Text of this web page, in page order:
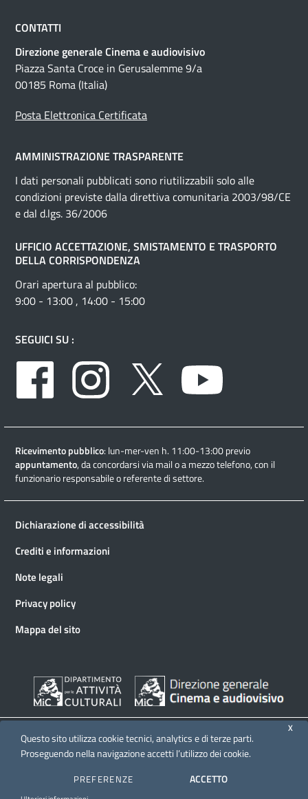
CONTATTI
Direzione generale Cinema e audiovisivo
Piazza Santa Croce in Gerusalemme 9/a
00185 Roma (Italia)
Posta Elettronica Certificata
AMMINISTRAZIONE TRASPARENTE
I dati personali pubblicati sono riutilizzabili solo alle
condizioni previste dalla direttiva comunitaria 2003/98/CE
e dal d.lgs. 36/2006
UFFICIO ACCETTAZIONE, SMISTAMENTO E TRASPORTO
DELLA CORRISPONDENZA
Orari apertura al pubblico:
9:00 - 13:00 , 14:00 - 15:00
SEGUICI SU :
Facebook
Instagram Twitter
Ricevimento pubblico: lun-mer-ven h. 11:00-13:00 previo
appuntamento, da concordarsi via mail o a mezzo telefono, con il
funzionario responsabile o referente di settore.
Dichiarazione di accessibilità
Crediti e informazioni
Note legali
Privacy policy
Mappa del sito
© 2026 Direzione generale Cinema e audiovisivo
X
Questo sito utilizza cookie tecnici, analytics e di terze parti.
Proseguendo nella navigazione accetti l’utilizzo dei cookie.
PREFERENZE ACCETTO